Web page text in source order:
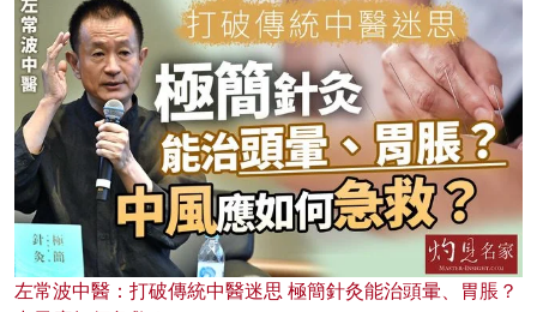
左常波中醫：打破傳統中醫迷思 極簡針灸能治頭暈、胃脹？